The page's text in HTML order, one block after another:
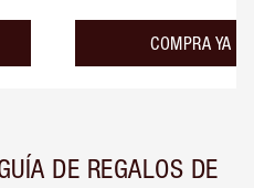
COMPRA YA
DE REGALOS DE